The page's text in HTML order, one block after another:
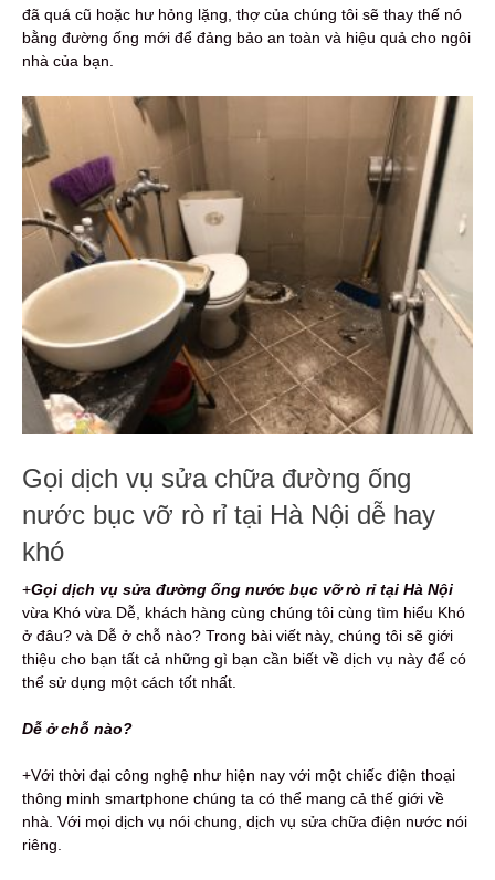
đã quá cũ hoặc hư hỏng lặng, thợ của chúng tôi sẽ thay thế nó
bằng đường ống mới để đảng bảo an toàn và hiệu quả cho ngôi
nhà của bạn.
Gọi dịch vụ sửa chữa đường ống
nước bục vỡ rò rỉ tại Hà Nội dễ hay
khó
+Gọi dịch vụ sửa đường ống nước bục vỡ rò rỉ tại Hà Nội
vừa Khó vừa Dễ, khách hàng cùng chúng tôi cùng tìm hiểu Khó
ở đâu? và Dễ ở chỗ nào? Trong bài viết này, chúng tôi sẽ giới
thiệu cho bạn tất cả những gì bạn cần biết về dịch vụ này để có
thể sử dụng một cách tốt nhất.
Dễ ở chỗ nào?
+Với thời đại công nghệ như hiện nay với một chiếc điện thoại
thông minh smartphone chúng ta có thể mang cả thế giới về
nhà. Với mọi dịch vụ nói chung, dịch vụ sửa chữa điện nước nói
riêng.